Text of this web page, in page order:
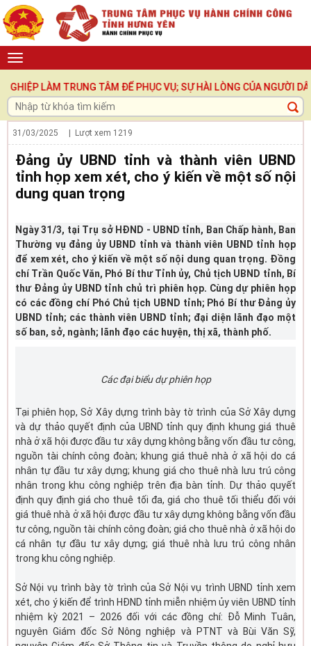
TÂM ĐỂ PHỤC VỤ; SỰ HÀI LÒNG CỦA NGƯỜI DÂN,
31/03/2025 | Lượt xem 1219
Đảng ủy UBND tỉnh và thành viên UBND
tỉnh họp xem xét, cho ý kiến về một số nội
dung quan trọng
Ngày 31/3, tại Trụ sở HĐND - UBND tỉnh, Ban Chấp hành, Ban
Thường vụ đảng ủy UBND tỉnh và thành viên UBND tỉnh họp
để xem xét, cho ý kiến về một số nội dung quan trọng. Đồng
chí Trần Quốc Văn, Phó Bí thư Tỉnh ủy, Chủ tịch UBND tỉnh, Bí
thư Đảng ủy UBND tỉnh chủ trì phiên họp. Cùng dự phiên họp
có các đồng chí Phó Chủ tịch UBND tỉnh; Phó Bí thư Đảng ủy
UBND tỉnh; các thành viên UBND tỉnh; đại diện lãnh đạo một
số ban, sở, ngành; lãnh đạo các huyện, thị xã, thành phố.
Các đại biểu dự phiên họp
Tại phiên họp, Sở Xây dựng trình bày tờ trình của Sở Xây dựng
và dự thảo quyết định của UBND tỉnh quy định khung giá thuê
nhà ở xã hội được đầu tư xây dựng không bằng vốn đầu tư công,
nguồn tài chính công đoàn; khung giá thuê nhà ở xã hội do cá
nhân tự đầu tư xây dựng; khung giá cho thuê nhà lưu trú công
nhân trong khu công nghiệp trên địa bàn tỉnh. Dự thảo quyết
định quy định giá cho thuê tối đa, giá cho thuê tối thiểu đối với
giá thuê nhà ở xã hội được đầu tư xây dựng không bằng vốn đầu
tư công, nguồn tài chính công đoàn; giá cho thuê nhà ở xã hội do
cá nhân tự đầu tư xây dựng; giá thuê nhà lưu trú công nhân
trong khu công nghiệp.
Sở Nội vụ trình bày tờ trình của Sở Nội vụ trình UBND tỉnh xem
xét, cho ý kiến để trình HĐND tỉnh miễn nhiệm ủy viên UBND tỉnh
nhiệm kỳ 2021 – 2026 đối với các đồng chí: Đỗ Minh Tuân,
nguyên Giám đốc Sở Nông nghiệp và PTNT và Bùi Văn Sỹ,